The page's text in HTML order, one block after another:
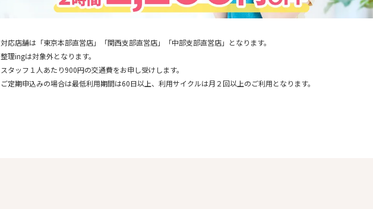
対応店舗は「東京本部直営店」「関西支部直営店」「中部支部直営店」となります。
整理ingは対象外となります。
スタッフ１人あたり900円の交通費をお申し受けします。
ご定期申込みの場合は最低利用期間は60日以上、利用サイクルは月２回以上のご利用となります。